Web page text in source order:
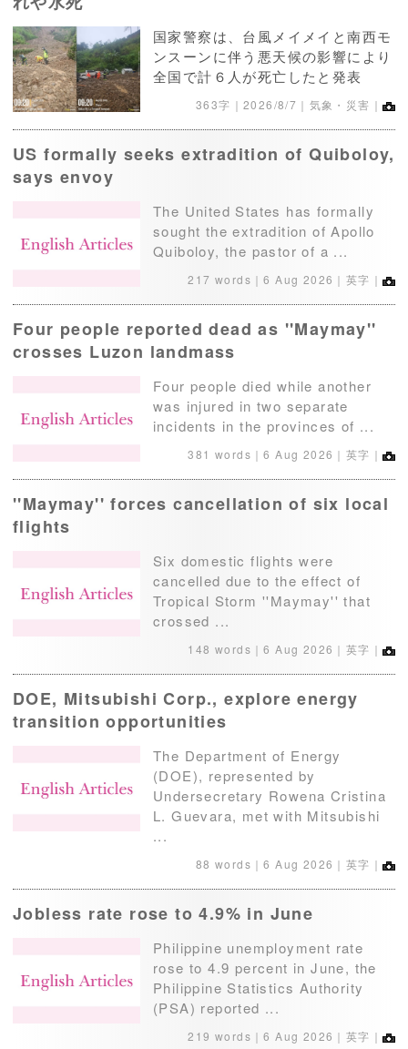
国家警察は、台風メイメイと南西モ
ンスーンに伴う悪天候の影響により
全国で計６人が死亡したと発表
363字｜ 2026/8/7 ｜気象・災害｜
US formally seeks extradition of Quiboloy,
says envoy
The United States has formally
sought the extradition of Apollo
Quiboloy, the pastor of a ...
217 words｜6 Aug 2026 ｜英字｜
Four people reported dead as ''Maymay''
crosses Luzon landmass
Four people died while another
was injured in two separate
incidents in the provinces of ...
381 words｜6 Aug 2026 ｜英字｜
''Maymay'' forces cancellation of six local
flights
Six domestic flights were
cancelled due to the effect of
Tropical Storm ''Maymay'' that
crossed ...
148 words｜6 Aug 2026 ｜英字｜
DOE, Mitsubishi Corp., explore energy
transition opportunities
The Department of Energy
(DOE), represented by
Undersecretary Rowena Cristina
L. Guevara, met with Mitsubishi
...
88 words｜6 Aug 2026 ｜英字｜
Jobless rate rose to 4.9% in June
Philippine unemployment rate
rose to 4.9 percent in June, the
Philippine Statistics Authority
(PSA) reported ...
219 words｜6 Aug 2026 ｜英字｜